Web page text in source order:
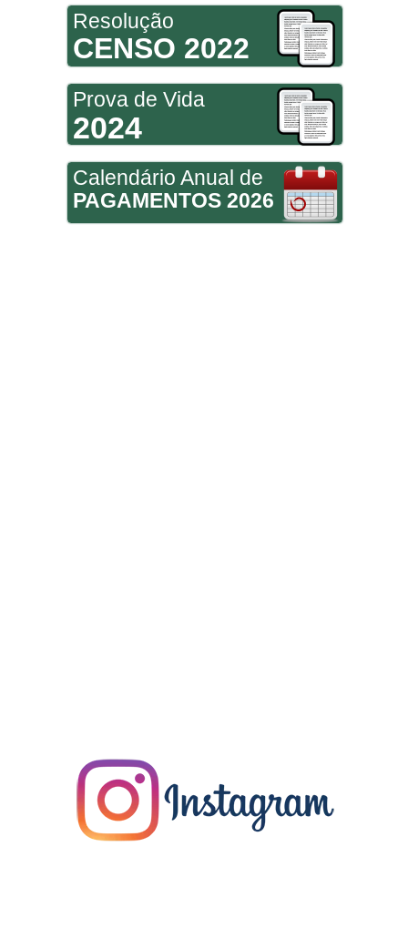
Resolução
CENSO 2022
Prova de Vida
2024
Calendário Anual de
PAGAMENTOS 2026